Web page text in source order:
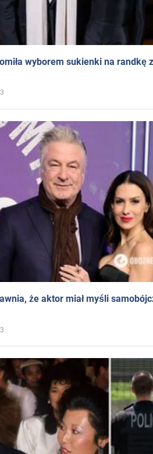
wyborem sukienki na randkę
3
że aktor miał myśli
3